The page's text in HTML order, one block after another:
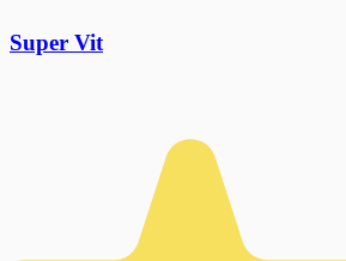
Super Vit